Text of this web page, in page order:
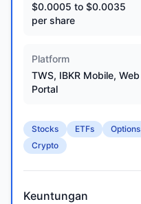
$0.0005 to $0.0035
per share
Platform
TWS, IBKR Mobile, Web
Portal
Stocks ETFs Options
Crypto
Keuntungan